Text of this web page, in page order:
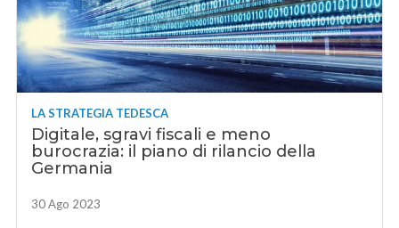
LA STRATEGIA TEDESCA
Digitale, sgravi fiscali e meno
burocrazia: il piano di rilancio della
Germania
30 Ago 2023